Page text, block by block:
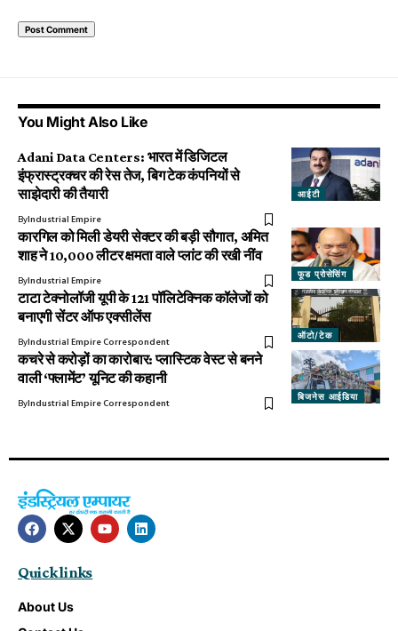
You Might Also Like
आईटी
Adani Data Centers: भारत में डिजिटल
इंफ्रास्ट्रक्चर की रेस तेज, बिग टेक कंपनियों से
साझेदारी की तैयारी
ByIndustrial Empire
फूड प्रोसेसिंग
कारगिल को मिली डेयरी सेक्टर की बड़ी सौगात, अमित
शाह ने 10,000 लीटर क्षमता वाले प्लांट की रखी नींव
ByIndustrial Empire
ऑटो/टेक
टाटा टेक्नोलॉजी यूपी के 121 पॉलिटेक्निक कॉलेजों को
बनाएगी सेंटर ऑफ एक्सीलेंस
ByIndustrial Empire Correspondent
बिजनेस आईडिया
कचरे से करोड़ों का कारोबार: प्लास्टिक वेस्ट से बनने
वाली ‘फ्लामेंट’ यूनिट की कहानी
ByIndustrial Empire Correspondent
Quick links
About Us